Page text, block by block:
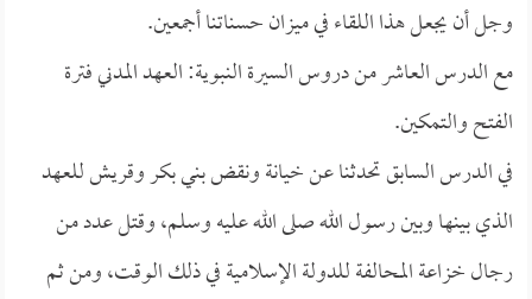
وجل أن يجعل هذا اللقاء في ميزان حسناتنا أجمعين.
مع الدرس العاشر من دروس السيرة النبوية: العهد المدني فترة
الفتح والتمكين.
في الدرس السابق تحدثنا عن خيانة ونقض بني بكر وقريش للعهد
الذي بينها وبين رسول الله صلى الله عليه وسلم، وقتل عدد من
رجال خزاعة المحالفة للدولة الإسلامية في ذلك الوقت، ومن ثم